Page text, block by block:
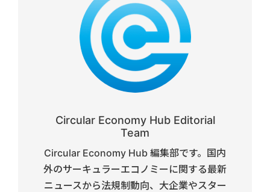
Circular Economy Hub Editorial
Team
Circular Economy Hub 編集部です。国内
外のサーキュラーエコノミーに関する最新
ニュースから法規制動向、大企業やスター